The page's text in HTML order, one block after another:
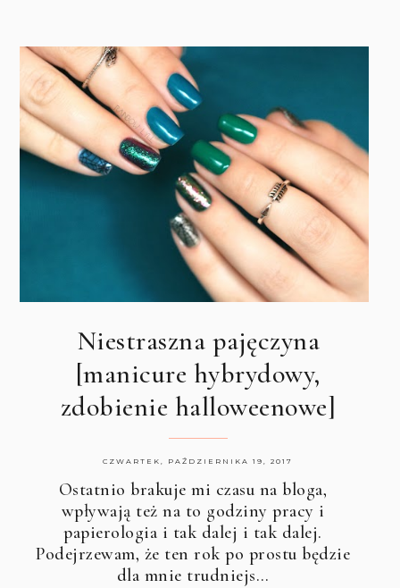
Niestraszna pajęczyna
[manicure hybrydowy,
zdobienie halloweenowe]
CZWARTEK, PAŹDZIERNIKA 19, 2017
Ostatnio brakuje mi czasu na bloga,
wpływają też na to godziny pracy i
papierologia i tak dalej i tak dalej.
Podejrzewam, że ten rok po prostu będzie
dla mnie trudniejs…